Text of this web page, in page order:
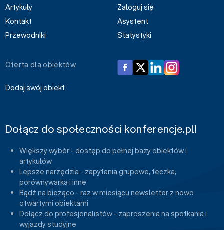
Artykuły
Kontakt
Przewodniki
Zaloguj się
Asystent
Statystyki
Oferta dla obiektów
Dodaj swój obiekt
Dołącz do społeczności konferencje.pl!
Większy wybór - dostęp do pełnej bazy obiektów i
artykułów
Lepsze narzędzia - zapytania grupowe, teczka,
porównywarka i inne
Bądź na bieżąco - raz w miesiącu newsletter z nowo
otwartymi obiektami
Dołącz do profesjonalistów - zaproszenia na spotkania i
wyjazdy studyjne